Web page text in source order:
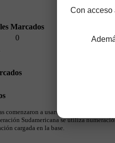
Marcados
0
comenzaron a usarse en 1949 y que
Sudamericana se utiliza
cargada en la base.
Con acceso